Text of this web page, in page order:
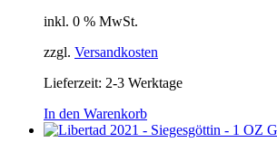
inkl. 0 % MwSt.
zzgl. Versandkosten
Lieferzeit: 2-3 Werktage
In den Warenkorb